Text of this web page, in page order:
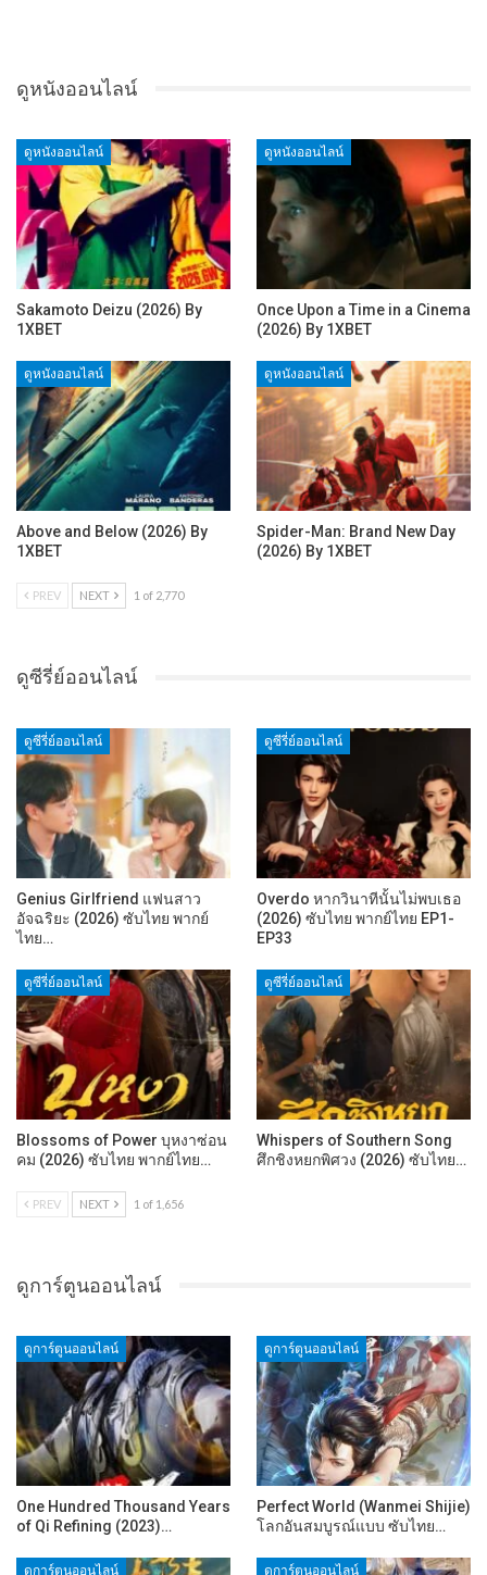
ดูหนังออนไลน์
ดูหนังออนไลน์
Sakamoto Deizu (2026) By
1XBET
ดูหนังออนไลน์
Once Upon a Time in a Cinema
(2026) By 1XBET
ดูหนังออนไลน์
Above and Below (2026) By
1XBET
ดูหนังออนไลน์
Spider-Man: Brand New Day
(2026) By 1XBET
PREV NEXT 1 of 2,770
ดูซีรี่ย์ออนไลน์
ดูซีรี่ย์ออนไลน์
Genius Girlfriend แฟนสาว
อัจฉริยะ (2026) ซับไทย พากย์
ไทย…
ดูซีรี่ย์ออนไลน์
Overdo หากวินาทีนั้นไม่พบเธอ
(2026) ซับไทย พากย์ไทย EP1-
EP33
ดูซีรี่ย์ออนไลน์
Blossoms of Power บุหงาซ่อน
คม (2026) ซับไทย พากย์ไทย…
ดูซีรี่ย์ออนไลน์
Whispers of Southern Song
ศึกชิงหยกพิศวง (2026) ซับไทย…
PREV NEXT 1 of 1,656
ดูการ์ตูนออนไลน์
ดูการ์ตูนออนไลน์
One Hundred Thousand Years
of Qi Refining (2023)…
ดูการ์ตูนออนไลน์
Perfect World (Wanmei Shijie)
โลกอันสมบูรณ์แบบ ซับไทย…
ดูการ์ตูนออนไลน์ ดูการ์ตูนออนไลน์